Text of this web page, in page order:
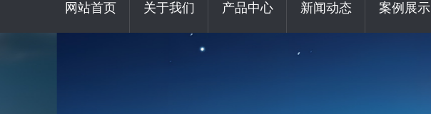
网站首页 关于我们 产品中心 新闻动态 案例展示